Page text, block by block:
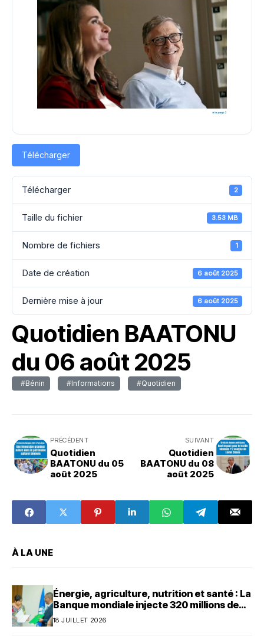
Télécharger
Télécharger 2
Taille du fichier 3.53 MB
Nombre de fichiers 1
Date de création 6 août 2025
Dernière mise à jour 6 août 2025
Quotidien BAATONU
du 06 août 2025
#Bénin #Informations #Quotidien
PRÉCÉDENT
Quotidien
BAATONU du 05
août 2025
SUIVANT
Quotidien
BAATONU du 08
août 2025
À LA UNE
Énergie, agriculture, nutrition et santé : La
Banque mondiale injecte 320 millions de
dollars au Bénin
18 JUILLET 2026